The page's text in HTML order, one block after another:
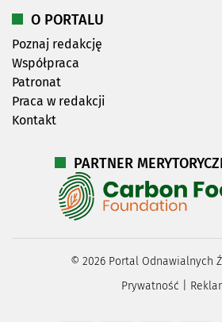
O PORTALU
Poznaj redakcję
Współpraca
Patronat
Praca w redakcji
Kontakt
PARTNER
© 2026Portal Odnawialnych
Prywatność